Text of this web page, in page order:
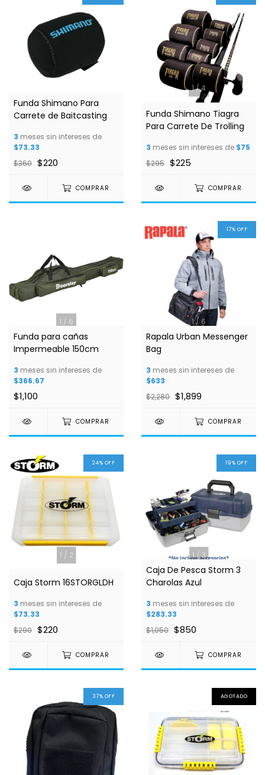
Funda Shimano Para
Carrete de Baitcasting
3 meses sin intereses de
$73.33
$360 $220
COMPRAR
1/4
Funda Shimano Tiagra
Para Carrete De Trolling
3 meses sin intereses de $75
$295 $225
COMPRAR
1 / 6
Funda para cañas
Impermeable 150cm
3 meses sin intereses de
$366.67
$1,100
COMPRAR
1/6
17% OFF
Rapala Urban Messenger
Bag
3 meses sin intereses de
$633
$2,280 $1,899
COMPRAR
1 / 2
24% OFF
Caja Storm 16STORGLDH
3 meses sin intereses de
$73.33
$290 $220
COMPRAR
1/3
19% OFF
Caja De Pesca Storm 3
Charolas Azul
3 meses sin intereses de
$283.33
$1,050 $850
COMPRAR
37% OFF AGOTADO